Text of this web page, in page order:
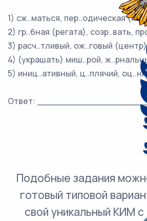
1) сж..маться, пер..одическая
2) гр..бная (регата), созр..вать,
3) расч..тливый, ож..говый
4) (украшать) миш..рой,
5) иниц..ативный, ц..плячий,
Ответ:
Подобные задания
готовый типовой
свой уникальный КИМ